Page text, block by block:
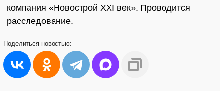
компания «Новострой ХХI век». Проводится
расследование.
Поделиться новостью: